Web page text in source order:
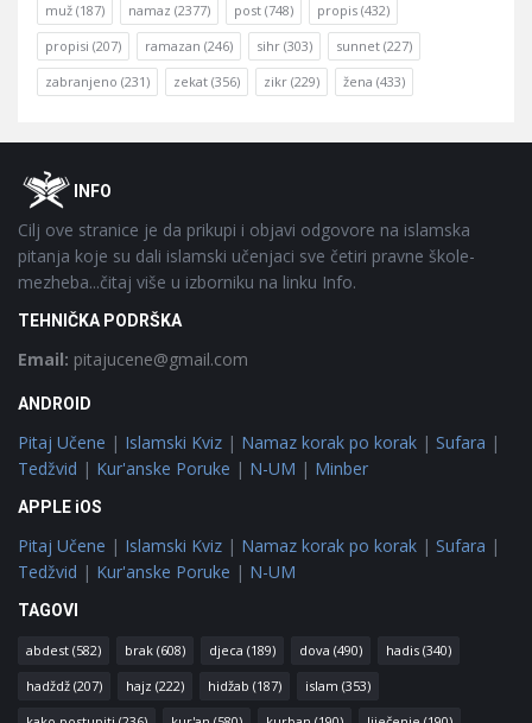
muž (187) namaz (2377) post (748) propis (432)
propisi (207) ramazan (246) sihr (303) sunnet (227)
zabranjeno (231) zekat (356) zikr (229) žena (433)
FooterOINFO
Cilj ove stranice je da prikupi i objavi odgovore na islamska
pitanja koje su dali islamski učenjaci sve četiri pravne škole-
mezheba...čitaj više u izborniku na linku Info.
TEHNIČKA PODRŠKA
Email: pitajucene@gmail.com
ANDROID
Pitaj Učene | Islamski Kviz | Namaz korak po korak | Sufara |
Tedžvid | Kur'anske Poruke | N-UM | Minber
APPLE iOS
Pitaj Učene | Islamski Kviz | Namaz korak po korak | Sufara |
Tedžvid | Kur'anske Poruke | N-UM
TAGOVI
abdest (582) brak (608) djeca (189) dova (490) hadis (340)
hadždž (207) hajz (222) hidžab (187) islam (353)